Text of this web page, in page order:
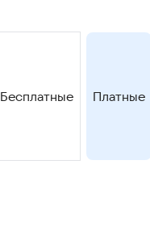
Бесплатные Платные